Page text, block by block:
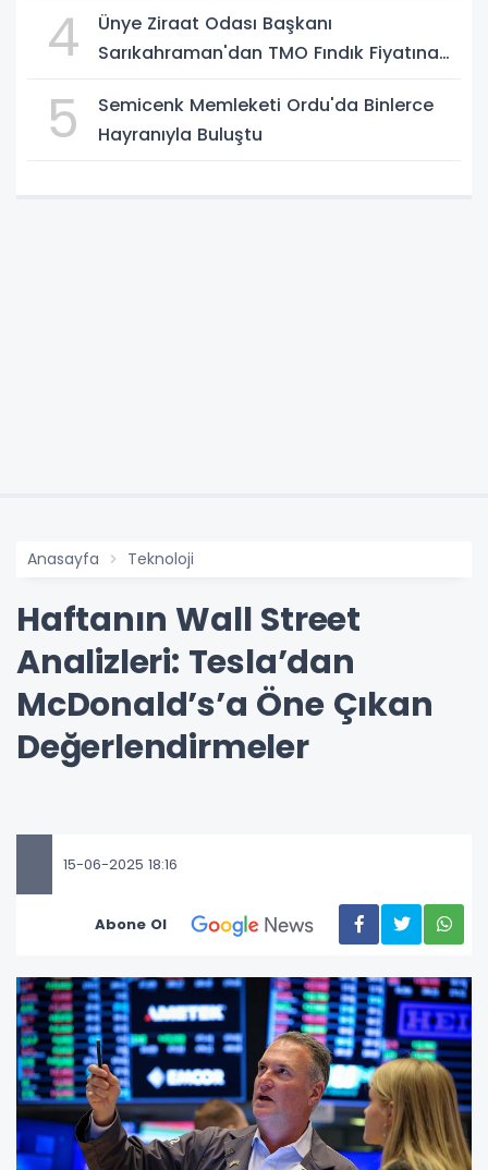
4
Ünye Ziraat Odası Başkanı
Sarıkahraman'dan TMO Fındık Fiyatına
5
Semicenk Memleketi Ordu'da Binlerce
Hayranıyla Buluştu
Anasayfa Teknoloji
Haftanın Wall Street
Analizleri: Tesla’dan
McDonald’s’a Öne Çıkan
Değerlendirmeler
15-06-2025 18:16
Abone Ol